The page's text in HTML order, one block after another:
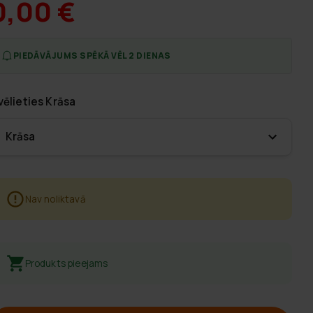
€
PIEDĀVĀJUMS SPĒKĀ VĒL 2 DIENAS
Krāsa
Krāsa
Nav noliktavā
Produkts pieejams